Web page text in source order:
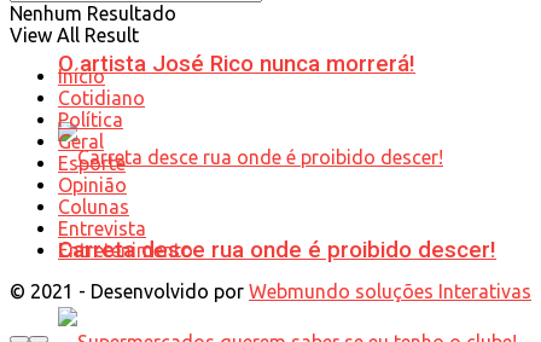
O artista José Rico nunca morrerá!
Carreta desce rua onde é proibido descer!
Nenhum Resultado
View All Result
Início
Cotidiano
Política
Geral
Esporte
Opinião
Colunas
Entrevista
Entretenimento
© 2021 - Desenvolvido por Webmundo soluções Interativas